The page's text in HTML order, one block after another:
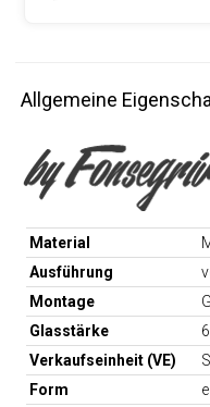
Allgemeine
Material
Ausführung
Montage
Glasstärke
Verkaufseinheit (VE)
Form